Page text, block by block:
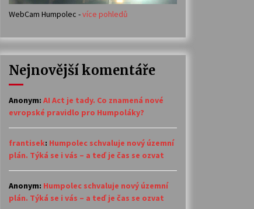
14. 7. 2026
30. 6. 2026
WebCam Humpolec -více pohledů
Nejnovější komentáře
Anonym: AI Act je tady. Co znamená nové
evropské pravidlo pro Humpoláky?
frantisek: Humpolec schvaluje nový územní
plán. Týká se i vás – a teď je čas se ozvat
Anonym: Humpolec schvaluje nový územní
plán. Týká se i vás – a teď je čas se ozvat